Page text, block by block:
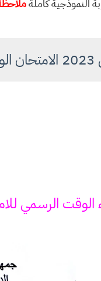
النموذجية كاملة
الوقت الرسمي